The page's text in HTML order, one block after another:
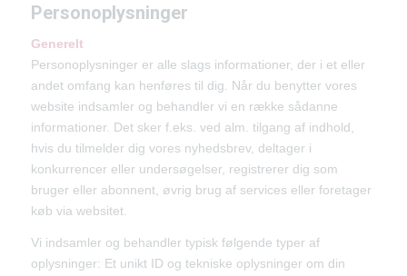
Personoplysninger
Generelt
Personoplysninger er alle slags informationer, der i et eller
andet omfang kan henføres til dig. Når du benytter vores
website indsamler og behandler vi en række sådanne
informationer. Det sker f.eks. ved alm. tilgang af indhold,
hvis du tilmelder dig vores nyhedsbrev, deltager i
konkurrencer eller undersøgelser, registrerer dig som
bruger eller abonnent, øvrig brug af services eller foretager
køb via websitet.
Vi indsamler og behandler typisk følgende typer af
oplysninger: Et unikt ID og tekniske oplysninger om din